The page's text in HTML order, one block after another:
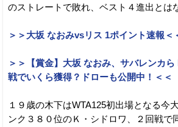
のストレートで敗れ、ベスト４進出とは
＞＞大坂 なおみvsリス 1ポイント速報＜
＞＞【賞金】大坂 なおみ、サバレンカ
戦でいくら獲得？ドローも公開中！＜＜
１９歳の木下はWTA125初出場となる今
ンク３８０位のＫ・シドロワ、２回戦で